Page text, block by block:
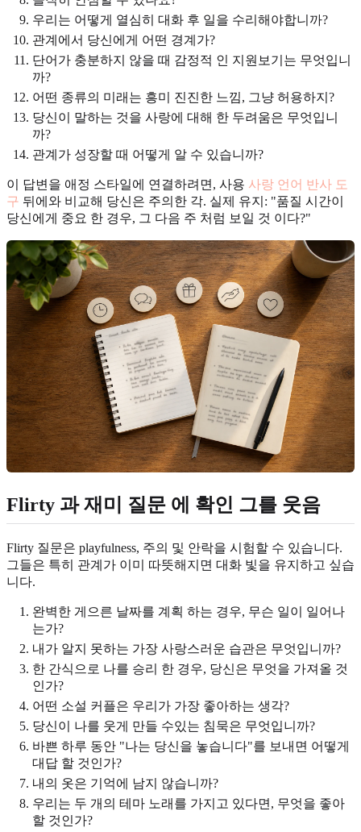
우리는 어떻게 열심히 대화 후 일을 수리해야합니까?
관계에서 당신에게 어떤 경계가?
단어가 충분하지 않을 때 감정적 인 지원보기는 무엇입니
까?
어떤 종류의 미래는 흥미 진진한 느낌, 그냥 허용하지?
당신이 말하는 것을 사랑에 대해 한 두려움은 무엇입니
까?
관계가 성장할 때 어떻게 알 수 있습니까?
이 답변을 애정 스타일에 연결하려면, 사용 사랑 언어 반사 도
구 뒤에와 비교해 당신은 주의한 각. 실제 유지: "품질 시간이
당신에게 중요 한 경우, 그 다음 주 처럼 보일 것 이다?"
Flirty 과 재미 질문 에 확인 그를 웃음
Flirty 질문은 playfulness, 주의 및 안락을 시험할 수 있습니다.
그들은 특히 관계가 이미 따뜻해지면 대화 빛을 유지하고 싶습
니다.
완벽한 게으른 날짜를 계획 하는 경우, 무슨 일이 일어나
는가?
내가 알지 못하는 가장 사랑스러운 습관은 무엇입니까?
한 간식으로 나를 승리 한 경우, 당신은 무엇을 가져올 것
인가?
어떤 소설 커플은 우리가 가장 좋아하는 생각?
당신이 나를 웃게 만들 수있는 침묵은 무엇입니까?
바쁜 하루 동안 "나는 당신을 놓습니다"를 보내면 어떻게
대답 할 것인가?
내의 옷은 기억에 남지 않습니까?
우리는 두 개의 테마 노래를 가지고 있다면, 무엇을 좋아
할 것인가?